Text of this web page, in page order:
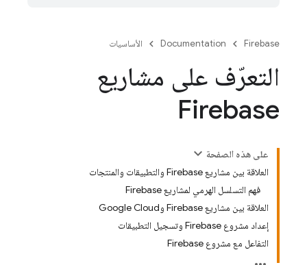
Firebase
Documentation الأساسيات
التعرّف على مشاريع
Firebase
على هذه الصفحة
العلاقة بين مشاريع Firebase والتطبيقات والمنتجات
فهم التسلسل الهرمي لمشاريع Firebase
العلاقة بين مشاريع Firebase وGoogle Cloud
إعداد مشروع Firebase وتسجيل التطبيقات
التفاعل مع مشروع Firebase